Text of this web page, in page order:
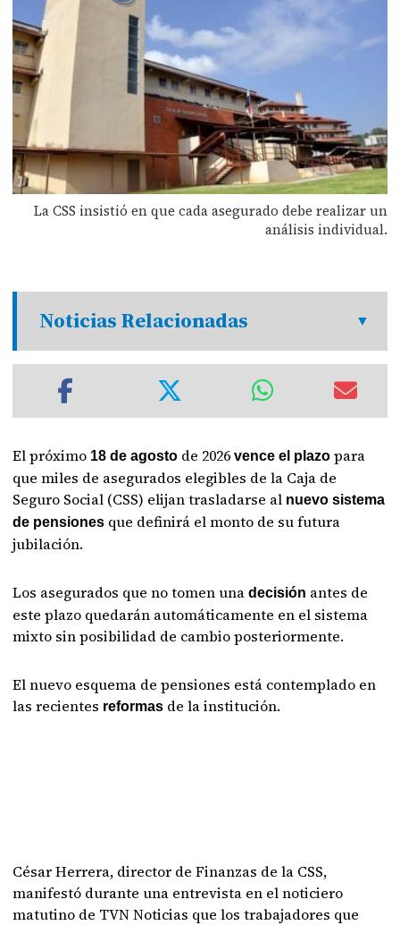
La CSS insistió en que cada asegurado debe realizar un
análisis individual.
Noticias Relacionadas
El próximo 18 de agosto de 2026vence el plazo para
que miles de asegurados elegibles de la Caja de
Seguro Social (CSS) elijan trasladarse al nuevo sistema
de pensiones que definirá el monto de su futura
jubilación.
Los asegurados que no tomen unadecisión antes de
este plazo quedarán automáticamente en el sistema
mixto sin posibilidad de cambio posteriormente.
El nuevo esquema de pensiones está contemplado en
las recientes reformas de la institución.
César Herrera, director de Finanzas de la CSS,
manifestó durante una entrevista en el noticiero
matutino de TVN Noticias que los trabajadores que